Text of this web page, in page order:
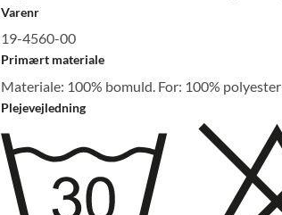
Varenr
19-4560-00
Primært materiale
Materiale: 100% bomuld. For: 100% polyester
Plejevejledning